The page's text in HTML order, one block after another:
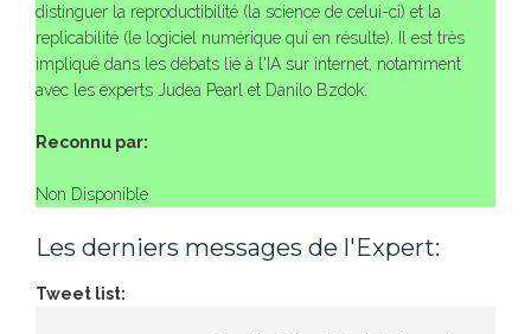
distinguer la reproductibilité (la science de celui-ci) et la
replicabilité (le logiciel numérique qui en résulte). Il est très
impliqué dans les débats lié à l'IA sur internet, notamment
avec les experts Judea Pearl et Danilo Bzdok.
Reconnu par:
Non Disponible
Les derniers messages de l'Expert:
Tweet list: